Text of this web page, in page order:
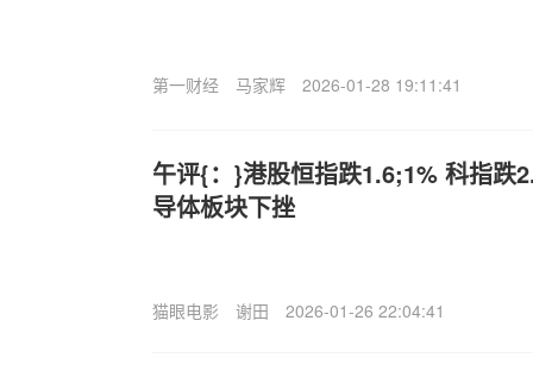
第一财经 马家辉 2026-01-28 19:11:41
午评{：}港股恒指跌1.6;1% 科指跌
导体板块下挫
猫眼电影 谢田 2026-01-26 22:04:41